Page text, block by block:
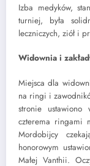
Izba medyków,
turniej, była
leczniczych, ziół i
Widownia i
Miejsca dla
na ringi i
stronie
czterema ringami
Mordobijcy
honorowym
Małej Vanthii.